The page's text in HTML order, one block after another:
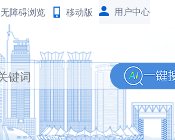
无障碍浏览 移动版